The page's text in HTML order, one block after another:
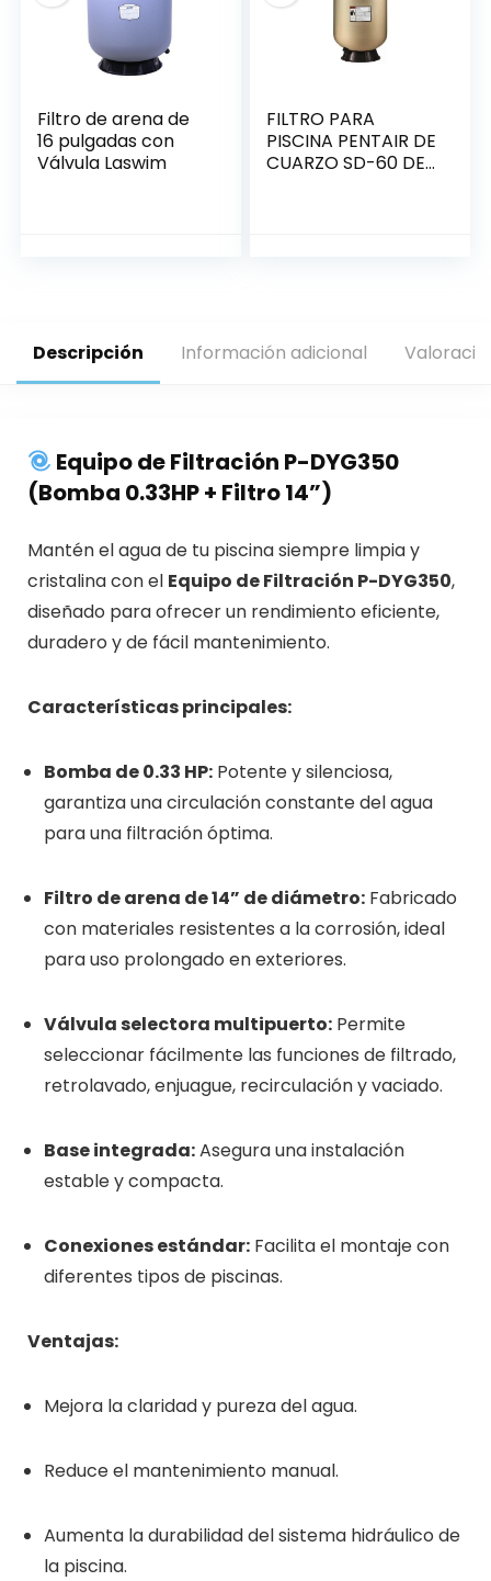
Filtro de arena de
16 pulgadas con
Válvula Laswim
FILTRO PARA
PISCINA PENTAIR DE
CUARZO SD-60 DE
Descripción Información adicional
Equipo de Filtración P-DYG350
(Bomba 0.33HP + Filtro 14”)
Mantén el agua de tu piscina siempre limpia y
cristalina con el Equipo de Filtración P-DYG350,
diseñado para ofrecer un rendimiento eficiente,
duradero y de fácil mantenimiento.
Características principales:
Bomba de 0.33 HP:Potente y silenciosa,
garantiza una circulación constante del agua
para una filtración óptima.
Filtro de arena de 14” de diámetro:Fabricado
con materiales resistentes a la corrosión, ideal
para uso prolongado en exteriores.
Válvula selectora multipuerto:Permite
seleccionar fácilmente las funciones de filtrado,
retrolavado, enjuague, recirculación y vaciado.
Base integrada:Asegura una instalación
estable y compacta.
Conexiones estándar:Facilita el montaje con
diferentes tipos de piscinas.
Ventajas:
Mejora la claridad y pureza del agua.
Reduce el mantenimiento manual.
Aumenta la durabilidad del sistema hidráulico de
la piscina.